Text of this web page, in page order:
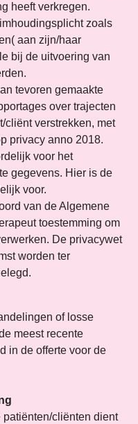
heeft verkregen.
zoals
aan zijn/haar
bij de uitvoering van
tevoren gemaakte
over trajecten
cliënt verstrekken, met
privacy anno 2018.
voor het
gegevens. Hier is de
voor.
van de Algemene
toestemming om
De privacywet
worden ter
of losse
meest recente
in de offerte voor de
cliënten dient